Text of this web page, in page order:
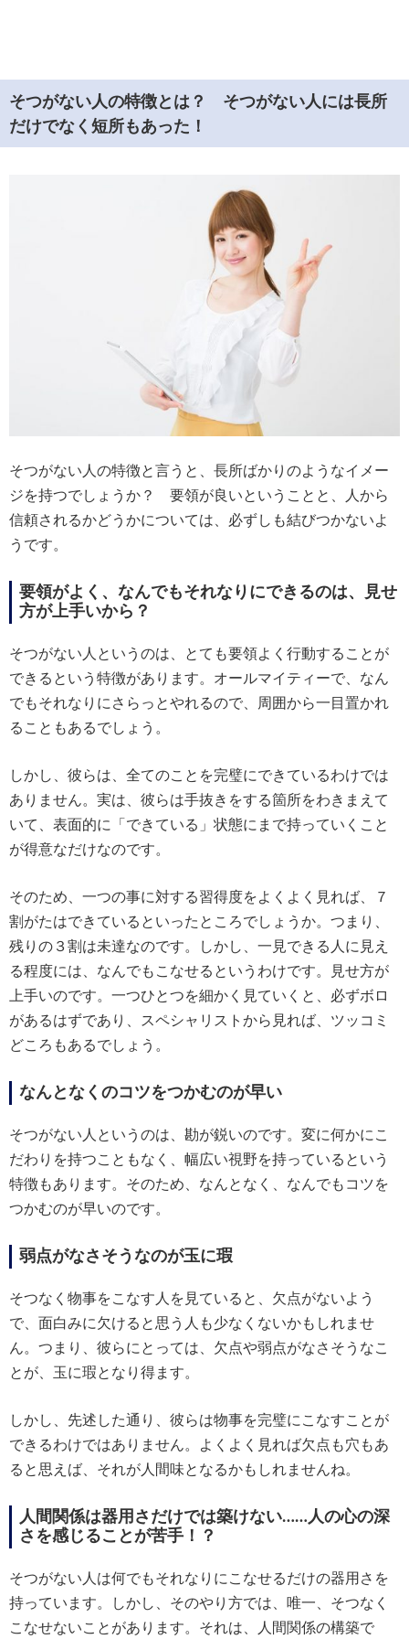
そつがない人の特徴とは？ そつがない人には長所
だけでなく短所もあった！
そつがない人の特徴と言うと、長所ばかりのようなイメー
ジを持つでしょうか？ 要領が良いということと、人から
信頼されるかどうかについては、必ずしも結びつかないよ
うです。
要領がよく、なんでもそれなりにできるのは、見せ
方が上手いから？
そつがない人というのは、とても要領よく行動することが
できるという特徴があります。オールマイティーで、なん
でもそれなりにさらっとやれるので、周囲から一目置かれ
ることもあるでしょう。
しかし、彼らは、全てのことを完璧にできているわけでは
ありません。実は、彼らは手抜きをする箇所をわきまえて
いて、表面的に「できている」状態にまで持っていくこと
が得意なだけなのです。
そのため、一つの事に対する習得度をよくよく見れば、７
割がたはできているといったところでしょうか。つまり、
残りの３割は未達なのです。しかし、一見できる人に見え
る程度には、なんでもこなせるというわけです。見せ方が
上手いのです。一つひとつを細かく見ていくと、必ずボロ
があるはずであり、スペシャリストから見れば、ツッコミ
どころもあるでしょう。
なんとなくのコツをつかむのが早い
そつがない人というのは、勘が鋭いのです。変に何かにこ
だわりを持つこともなく、幅広い視野を持っているという
特徴もあります。そのため、なんとなく、なんでもコツを
つかむのが早いのです。
弱点がなさそうなのが玉に瑕
そつなく物事をこなす人を見ていると、欠点がないよう
で、面白みに欠けると思う人も少なくないかもしれませ
ん。つまり、彼らにとっては、欠点や弱点がなさそうなこ
とが、玉に瑕となり得ます。
しかし、先述した通り、彼らは物事を完璧にこなすことが
できるわけではありません。よくよく見れば欠点も穴もあ
ると思えば、それが人間味となるかもしれませんね。
人間関係は器用さだけでは築けない……人の心の深
さを感じることが苦手！？
そつがない人は何でもそれなりにこなせるだけの器用さを
持っています。しかし、そのやり方では、唯一、そつなく
こなせないことがあります。それは、人間関係の構築で